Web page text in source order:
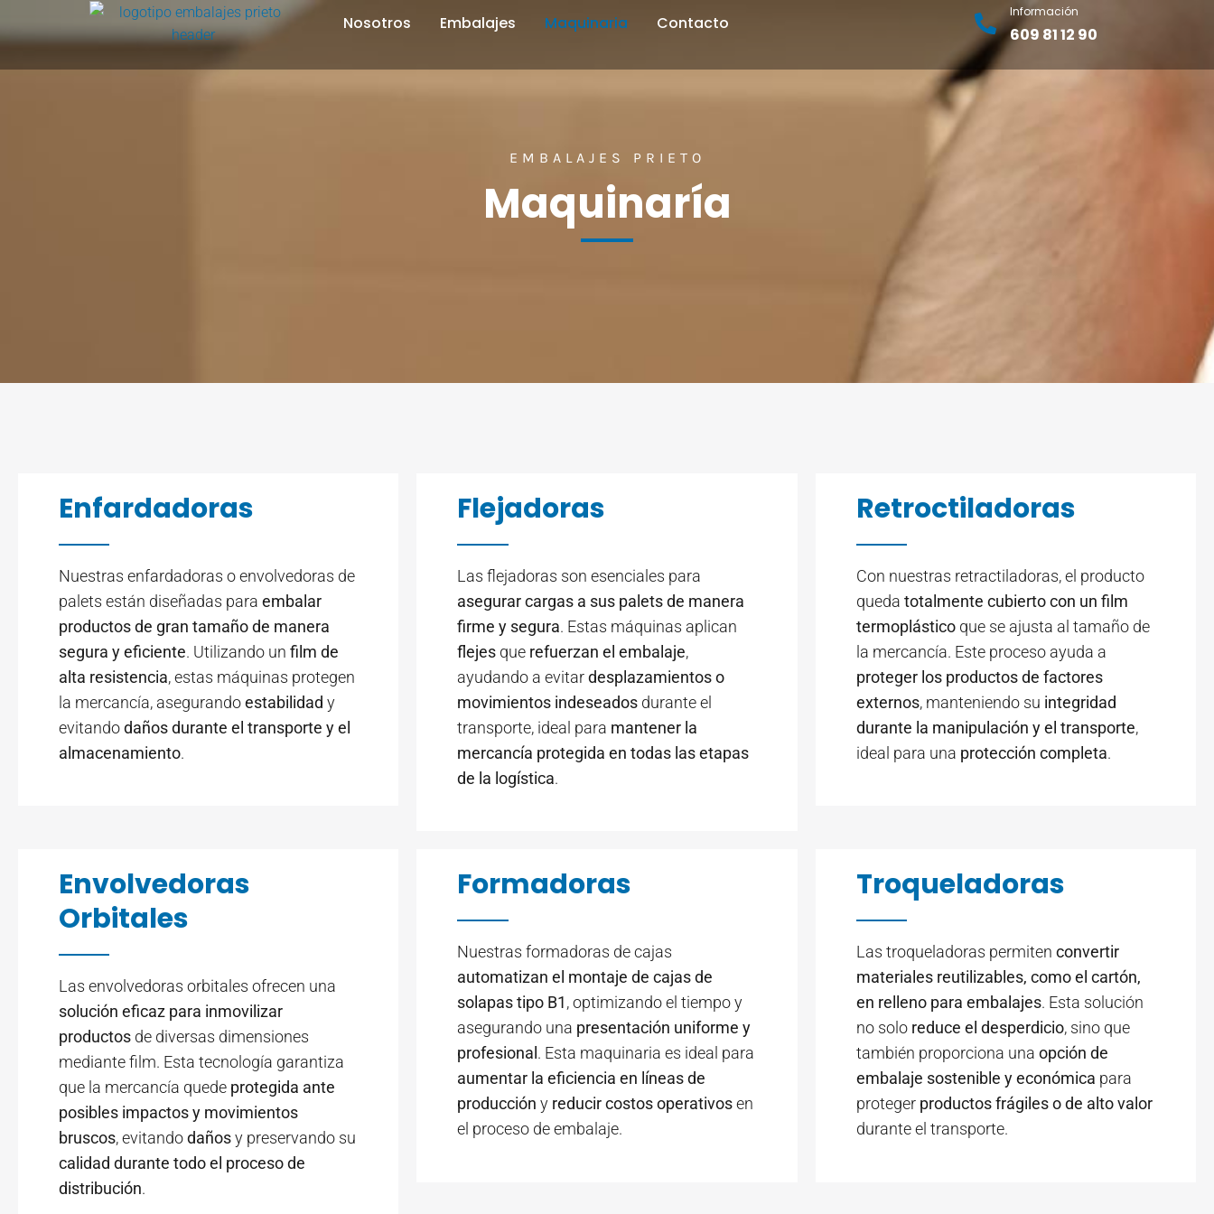
Nosotros Embalajes Maquinaria Contacto
Información
609 81 12 90
EMBALAJES PRIETO
Maquinaría
Enfardadoras
Nuestras enfardadoras o envolvedoras de
palets están diseñadas para embalar
productos de gran tamaño de manera
segura y eficiente. Utilizando un film de
alta resistencia, estas máquinas protegen
la mercancía, asegurandoestabilidad y
evitandodaños durante el transporte y el
almacenamiento.
Flejadoras
Las flejadoras son esenciales para
asegurar cargas a sus palets de manera
firme y segura. Estas máquinas aplican
flejes que refuerzan el embalaje,
ayudando a evitardesplazamientos o
movimientos indeseados durante el
transporte, ideal para mantener la
mercancía protegida en todas las etapas
de la logística.
Retroctiladoras
Con nuestras retractiladoras, el producto
queda totalmente cubierto con un film
termoplásticoque se ajusta al tamaño de
la mercancía. Este proceso ayuda a
proteger los productos de factores
externos, manteniendo su integridad
durante la manipulación y el transporte,
ideal para una protección completa.
Envolvedoras
Orbitales
Las envolvedoras orbitales ofrecen una
solución eficaz para inmovilizar
productos de diversas dimensiones
mediante film. Esta tecnología garantiza
que la mercancía quede protegida ante
posibles impactos y movimientos
bruscos, evitandodañosy preservando su
calidad durante todo el proceso de
distribución.
Formadoras
Nuestras formadoras de cajas
automatizan el montaje de cajas de
solapas tipo B1, optimizando el tiempo y
asegurando una presentación uniforme y
profesional . Esta maquinaria es ideal para
aumentar la eficiencia en líneas de
producción y reducir costos operativosen
el proceso de embalaje.
Troqueladoras
Las troqueladoras permiten convertir
materiales reutilizables, como el cartón,
en relleno para embalajes. Esta solución
no solo reduce el desperdicio, sino que
también proporciona una opción de
embalaje sostenible y económica para
proteger productos frágiles o de alto valor
durante el transporte.